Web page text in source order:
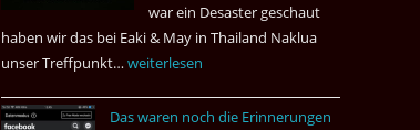
war ein Desaster geschaut
haben wir das bei Eaki & May in Thailand Naklua
unser Treffpunkt… Fußball
bei
weiterlesen
Das waren noch die Erinnerungen